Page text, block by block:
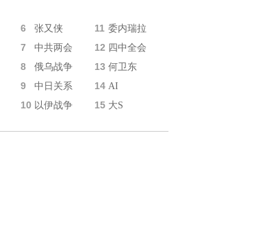
6 张又侠 11 委内瑞拉
7 中共两会 12 四中全会
8 俄乌战争 13 何卫东
9 中日关系 14 AI
10 以伊战争 15 大S